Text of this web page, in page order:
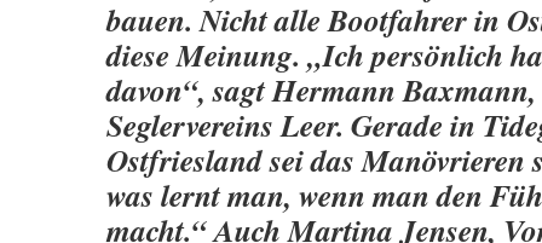
bauen. Nicht alle Bootfahrer in
diese Meinung. „Ich persönlich
davon“, sagt Hermann
Seglervereins Leer. Gerade in
Ostfriesland sei das Manövrieren
was lernt man, wenn man den
macht.“ Auch Martina Jensen,